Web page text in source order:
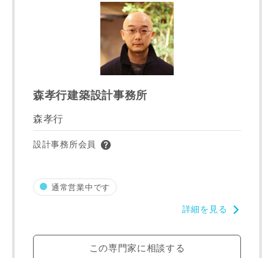
森孝行建築設計事務所
森孝行
設計事務所会員
通常営業中です
詳細を見る
この専門家に相談する